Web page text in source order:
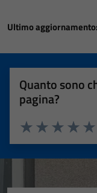
Ultimo aggiornamento:
Quanto sono
pagina?
Valuta
Valuta 3
Valuta 2 stelle
Valuta 1 stelle su 5